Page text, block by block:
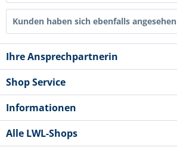
Kunden haben sich ebenfalls angesehen
Ihre Ansprechpartnerin
Shop Service
Informationen
Alle LWL-Shops